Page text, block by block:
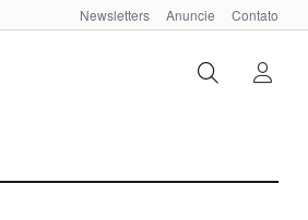
Newsletters Anuncie Contato